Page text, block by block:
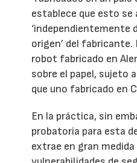
establece que esto se
‘independientemente
origen’ del fabricante.
robot fabricado en
sobre el papel, sujeto
que uno fabricado en
En la práctica, sin
probatoria para esta
extrae en gran